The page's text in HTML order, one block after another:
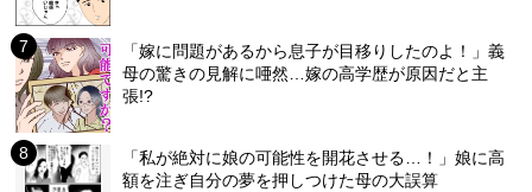
「嫁に問題があるから息子が目移りしたのよ！」義
母の驚きの見解に唖然…嫁の高学歴が原因だと主
張!?
「私が絶対に娘の可能性を開花させる…！」娘に高
額を注ぎ自分の夢を押しつけた母の大誤算